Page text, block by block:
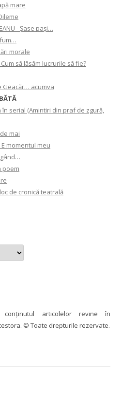
mare
- Șase pași…
morale
Cum să lăsăm lucrurile să fie?
Geacăr… acumva
în serial (Amintiri din praf de zgură,
mai
momentul meu
gând…
poem
de cronică teatrală
conţinutul articolelor revine în
© Toate drepturile rezervate.